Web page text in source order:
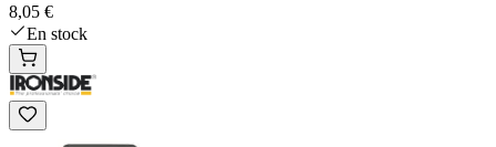
8,05 €
En stock